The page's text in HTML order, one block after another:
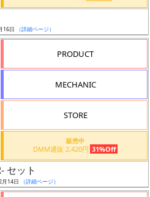
16日 （詳細ページ）
PRODUCT
MECHANIC
STORE
販売中
DMM通販 2,420円 31%Off
セット
月14日 （詳細ページ）